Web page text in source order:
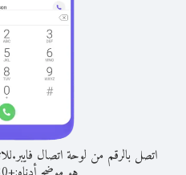
اتصل بالرقم من لوحة اتصال فايبر.